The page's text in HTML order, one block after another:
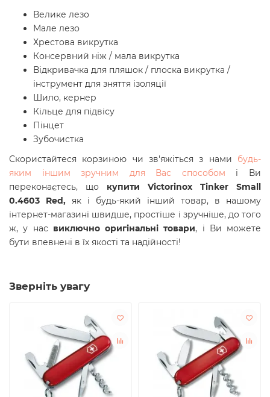
Велике лезо
Мале лезо
Хрестова викрутка
Консервний ніж / мала викрутка
Відкривачка для пляшок / плоска викрутка /
інструмент для зняття ізоляції
Шило, кернер
Кільце для підвісу
Пінцет
Зубочистка
Скористайтеся корзиною чи зв'яжіться з нами будь-
яким іншим зручним для Вас способом і Ви
переконаєтесь, що купити Victorinox Tinker Small
0.4603 Red, як і будь-який інший товар, в нашому
інтернет-магазині швидше, простіше і зручніше, до того
ж, у нас виключно оригінальні товари, і Ви можете
бути впевнені в їх якості та надійності!
Зверніть увагу